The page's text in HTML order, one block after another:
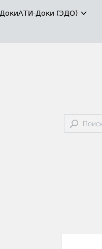
АТИ-Доки (ЭДО)